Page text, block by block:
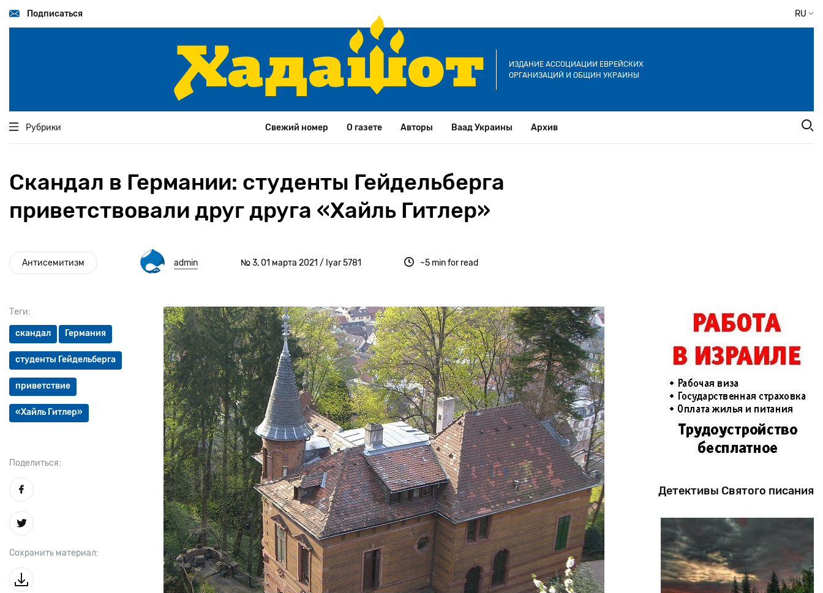
основномуПодписаться RU
ИЗДАНИЕ АССОЦИАЦИИ ЕВРЕЙСКИХ
ОРГАНИЗАЦИЙ И ОБЩИН УКРАИНЫ
Рубрики Свежий номер О газете Авторы Ваад Украины Архив
Скандал в Германии: студенты Гейдельберга
приветствовали друг друга «Хайль Гитлер»
Антисемитизм admin № 3, 01 марта 2021 / Iyar 5781 ~5 min for read
Теги:
скандал Германия
студенты Гейдельберга
приветствие
«Хайль Гитлер»
Поделиться:
Сохранить материал:
Детективы Святого писания